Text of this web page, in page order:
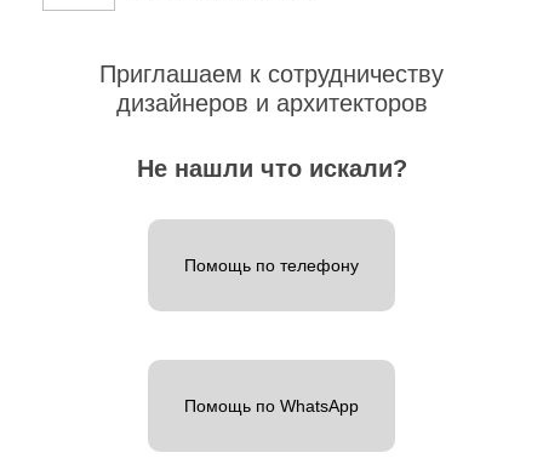
Приглашаем к сотрудничеству
дизайнеров и архитекторов
Не нашли что искали?
Помощь по телефону
Помощь по WhatsApp